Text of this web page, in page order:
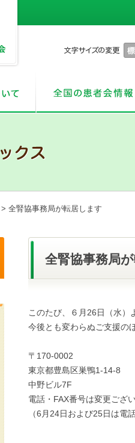
> 全腎協事務局が転居します
全腎協事務局
このたび、６月26日（水）
今後とも変わらぬご支援の
〒170-0002
東京都豊島区巣鴨1-14-8
中野ビル7F
電話・FAX番号は変更ござ
（6月24日および25日は電